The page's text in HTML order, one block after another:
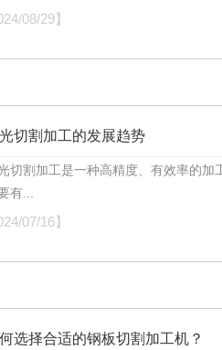
08/29】
切割加工的发展趋势
切割加工是一种高精度、有效率的
有...
07/16】
选择合适的钢板切割加工机？